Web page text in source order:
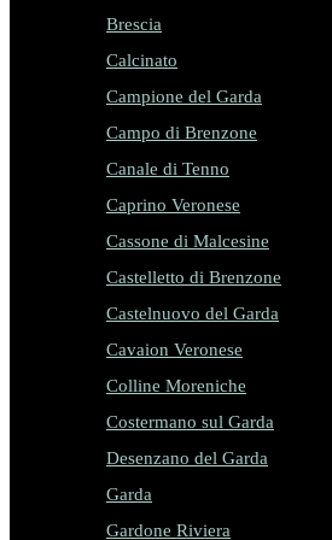
Brescia
Calcinato
Campione del Garda
Campo di Brenzone
Canale di Tenno
Caprino Veronese
Cassone di Malcesine
Castelletto di Brenzone
Castelnuovo del Garda
Cavaion Veronese
Colline Moreniche
Costermano sul Garda
Desenzano del Garda
Garda
Gardone Riviera